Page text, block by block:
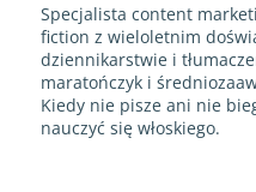
Specjalista content
fiction z wieloletnim
dziennikarstwie i
maratończyk i
Kiedy nie pisze ani nie
nauczyć się włoskiego.